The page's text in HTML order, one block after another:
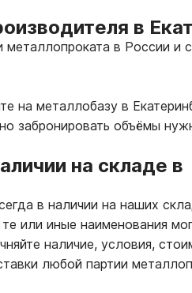
в
в России и
на металлобазу в
забронировать объёмы
на складе в
в наличии на наших
или иные наименования
наличие, условия,
любой партии